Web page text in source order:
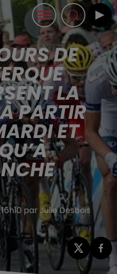
DE
LA
PARTIR
ET
par Julie Desbois